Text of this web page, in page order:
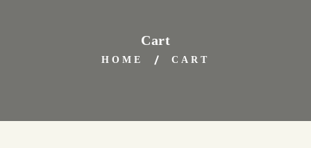
Cart
HOME CART